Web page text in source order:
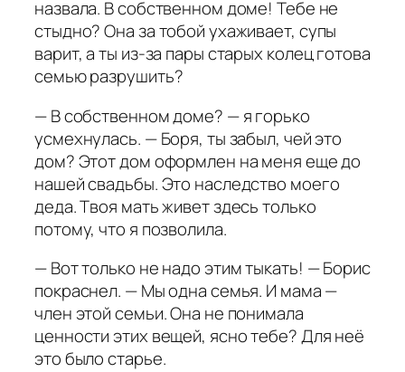
назвала. В собственном доме! Тебе не
стыдно? Она за тобой ухаживает, супы
варит, а ты из-за пары старых колец готова
семью разрушить?
— В собственном доме? — я горько
усмехнулась. — Боря, ты забыл, чей это
дом? Этот дом оформлен на меня еще до
нашей свадьбы. Это наследство моего
деда. Твоя мать живет здесь только
потому, что я позволила.
— Вот только не надо этим тыкать! — Борис
покраснел. — Мы одна семья. И мама —
член этой семьи. Она не понимала
ценности этих вещей, ясно тебе? Для неё
это было старье.